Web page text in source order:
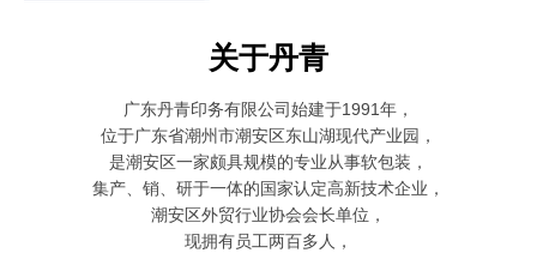
关于丹青
广东丹青印务有限公司始建于1991年，
位于广东省潮州市潮安区东山湖现代产业园，
是潮安区一家颇具规模的专业从事软包装，
集产、销、研于一体的国家认定高新技术企业，
潮安区外贸行业协会会长单位，
现拥有员工两百多人，